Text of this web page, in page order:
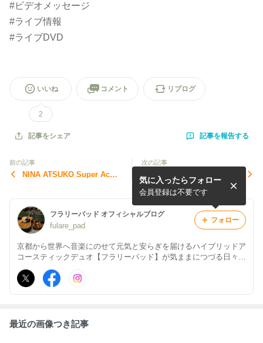
#ビデオメッセージ
#ライブ情報
#ライブDVD
いいね
2
コメント リブログ
記事をシェア 記事を報告する
前の記事
NINA ATSUKO Super Acou
次の記事
6/29(月)ラジオトーク配信い
たしました
フラリーパッド オフィシャルブログ
fulare_pad
京都から世界へ音楽にのせて元気と安らぎを届けるハイブリッドア
コースティックデュオ【フラリーパッド】が気ままにつづる日々の
あれこれ
気に入ったらフォロー
会員登録は不要です
フォロー
最近の画像つき記事